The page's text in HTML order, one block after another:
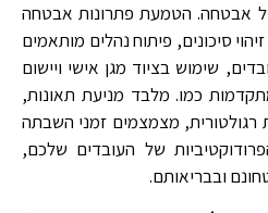
אבטחה. הטמעת פתרונות אבטחה
סיכונים, פיתוח נהלים מותאמים
שימוש בציוד מגן אישי ויישום
כמו. מלבד מניעת תאונות,
רגולטורית, מצמצמים זמני השבתה
של העובדים שלכם,
ובבריאותם.